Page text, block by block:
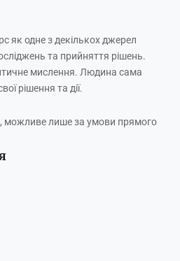
як одне з декількох джерел
та прийняття рішень.
мислення. Людина сама
рішення та дії.
можливе лише за умови прямого